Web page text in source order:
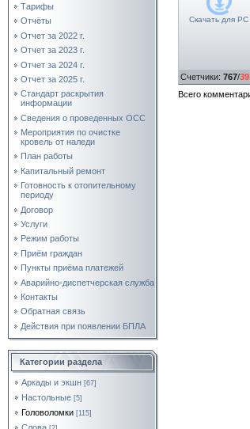
Тарифы
Отчёты
Отчет за 2022 г.
Отчет за 2023 г.
Отчет за 2024 г.
Отчет за 2025 г.
Стандарт раскрытия
информации
Сведения о проведенных ОСС
Мероприятия по очистке
кровель от наледи
План работы
Капитальный ремонт
Готовность к отопительному
периоду
Договор
Услуги
Режим работы
Приём граждан
Пункты приёма платежей
Аварийно-диспетчерская служба
Контакты
Обратная связь
Действия при появлении БПЛА
Категории раздела
Аркады и экшн [67]
Настольные [5]
Головоломки [115]
Скачать для PC
Счетчики: 767/
Всего